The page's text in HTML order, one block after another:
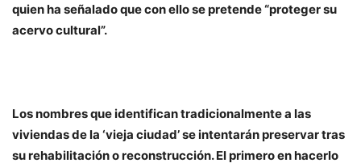
quien ha señalado que con ello se pretende “proteger su
acervo cultural”.
Los nombres que identifican tradicionalmente a las
viviendas de la ‘vieja ciudad’ se intentarán preservar tras
su rehabilitación o reconstrucción. El primero en hacerlo